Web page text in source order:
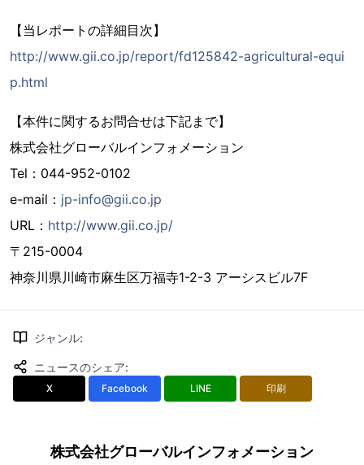
【当レポートの詳細目次】
http://www.gii.co.jp/report/fd125842-agricultural-equi
p.html
【本件に関するお問合せは下記まで】
株式会社グローバルインフォメーション
Tel：044-952-0102
e-mail： jp-info@gii.co.jp
URL： http://www.gii.co.jp/
〒215-0004
神奈川県川崎市麻生区万福寺1-2-3 アーシスビル7F
ジャンル:
ニュースのシェア:
X Facebook LINE 印刷
株式会社グローバルインフォメーション